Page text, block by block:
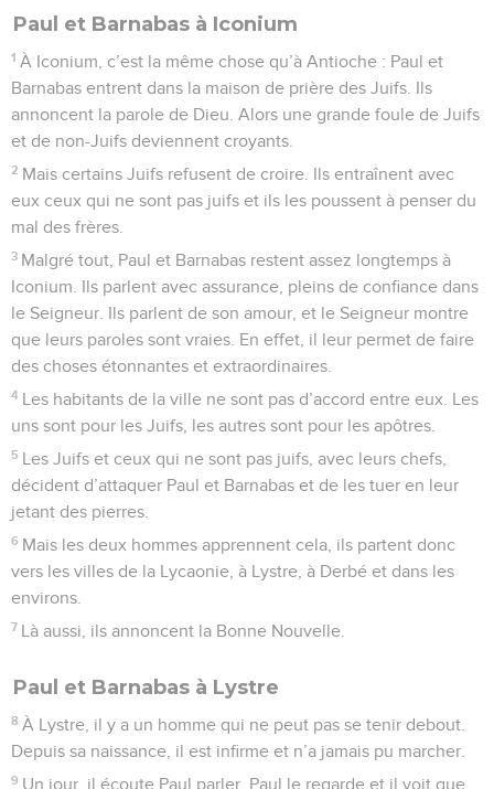
Paul et Barnabas à Iconium
1 À Iconium, c’est la même chose qu’à Antioche : Paul et
Barnabas entrent dans la maison de prière des Juifs. Ils
annoncent la parole de Dieu. Alors une grande foule de Juifs
et de non-Juifs deviennent croyants.
2 Mais certains Juifs refusent de croire. Ils entraînent avec
eux ceux qui ne sont pas juifs et ils les poussent à penser du
mal des frères.
3 Malgré tout, Paul et Barnabas restent assez longtemps à
Iconium. Ils parlent avec assurance, pleins de confiance dans
le Seigneur. Ils parlent de son amour, et le Seigneur montre
que leurs paroles sont vraies. En effet, il leur permet de faire
des choses étonnantes et extraordinaires.
4 Les habitants de la ville ne sont pas d’accord entre eux. Les
uns sont pour les Juifs, les autres sont pour les apôtres.
5 Les Juifs et ceux qui ne sont pas juifs, avec leurs chefs,
décident d’attaquer Paul et Barnabas et de les tuer en leur
jetant des pierres.
6 Mais les deux hommes apprennent cela, ils partent donc
vers les villes de la Lycaonie, à Lystre, à Derbé et dans les
environs.
7 Là aussi, ils annoncent la Bonne Nouvelle.
Paul et Barnabas à Lystre
8 À Lystre, il y a un homme qui ne peut pas se tenir debout.
Depuis sa naissance, il est infirme et n’a jamais pu marcher.
9 Un jour, il écoute Paul parler. Paul le regarde et il voit que